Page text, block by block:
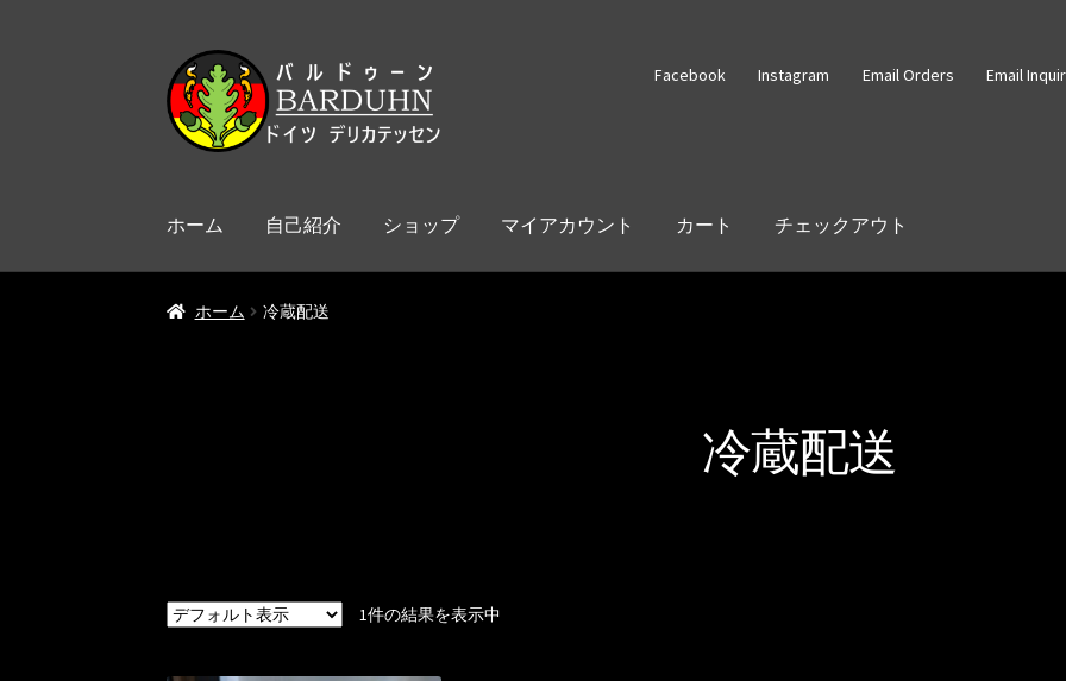
ナ
ビ
ゲ
ン
へ
ス
コ
ン
テ
ス
キ
ッ
Facebook Instagram Email Orders Email
ホーム 自己紹介 ショップ マイアカウント カート チェックアウト
ホーム 冷蔵配送
冷蔵配送
1件の結果を表示中